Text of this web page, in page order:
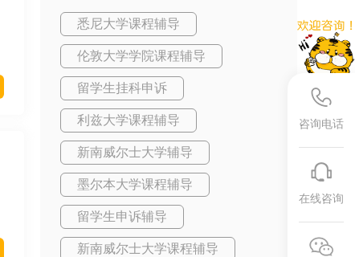
悉尼大学课程辅导
伦敦大学学院课程辅导
留学生挂科申诉
利兹大学课程辅导
新南威尔士大学辅导
墨尔本大学课程辅导
留学生申诉辅导
新南威尔士大学课程辅导
咨询电话
在线咨询